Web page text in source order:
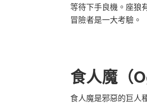
等待下手良機。座狼
冒險者是一大考驗。
食人魔（
食人魔是邪惡的巨人